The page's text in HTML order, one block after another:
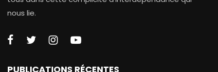
nous lie.
PUBLICATIONS RÉCENTES